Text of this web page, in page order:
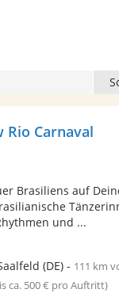
Rio Carnaval
Brasiliens auf
und ...
(DE)- 111 km
ca. 500 € pro Auftritt)